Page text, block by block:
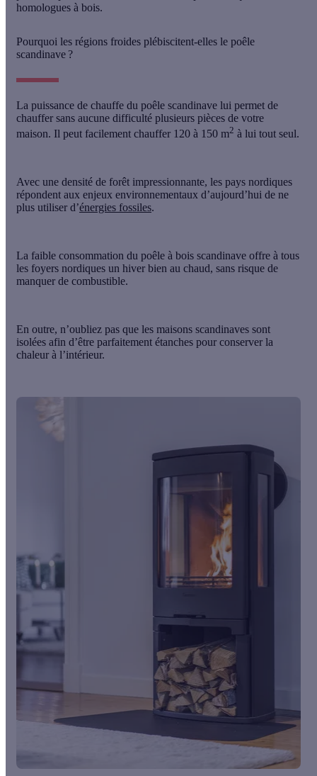
homologues à bois.
Pourquoi les régions froides plébiscitent-elles le poêle
scandinave ?
La puissance de chauffe du poêle scandinave lui permet de
chauffer sans aucune difficulté plusieurs pièces de votre
maison. Il peut facilement chauffer 120 à 150 m2 à lui tout seul.
Avec une densité de forêt impressionnante, les pays nordiques
répondent aux enjeux environnementaux d’aujourd’hui de ne
plus utiliser d’énergies fossiles.
La faible consommation du poêle à bois scandinave offre à tous
les foyers nordiques un hiver bien au chaud, sans risque de
manquer de combustible.
En outre, n’oubliez pas que les maisons scandinaves sont
isolées afin d’être parfaitement étanches pour conserver la
chaleur à l’intérieur.